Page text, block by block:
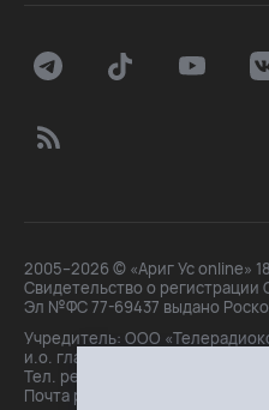
2005–2026 © «Ариг Ус online»
Свидетельство о регистрации
Эл №ФС 77-69437 выдано
Учредитель: ООО
и.о. главного редактора:
Тел. peдakции: +7(3012)21-30-14,
Почта peдakции: editor@arigus.tv